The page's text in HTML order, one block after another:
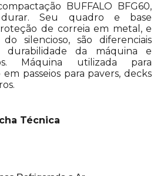
BUFFALO BFG60,
durar. Seu quadro e base
de correia em metal, e
silencioso, são diferenciais
durabilidade da máquina e
Máquina utilizada para
passeios para pavers, decks
Técnica